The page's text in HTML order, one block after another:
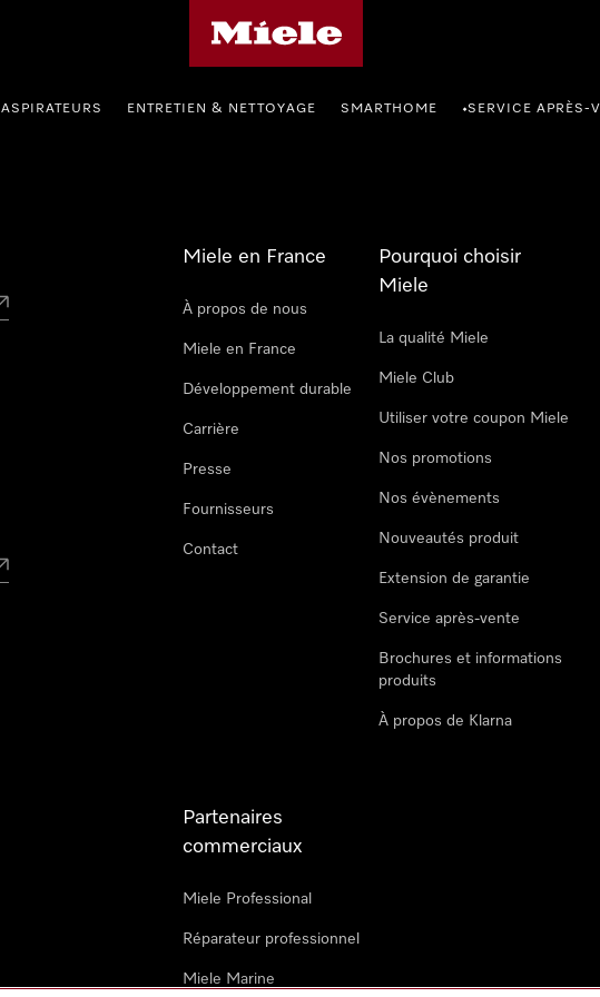
ASPIRATEURS ENTRETIEN & NETTOYAGE SMARTHOME •SERVICE APRÈS-
Miele en France
À propos de nous
Miele en France
Développement durable
Carrière
Presse
Fournisseurs
Contact
Pourquoi choisir
Miele
La qualité Miele
Miele Club
Utiliser votre coupon Miele
Nos promotions
Nos évènements
Nouveautés produit
Extension de garantie
Service après-vente
Brochures et informations
produits
À propos de Klarna
Partenaires
commerciaux
Miele Professional
Réparateur professionnel
Miele Marine